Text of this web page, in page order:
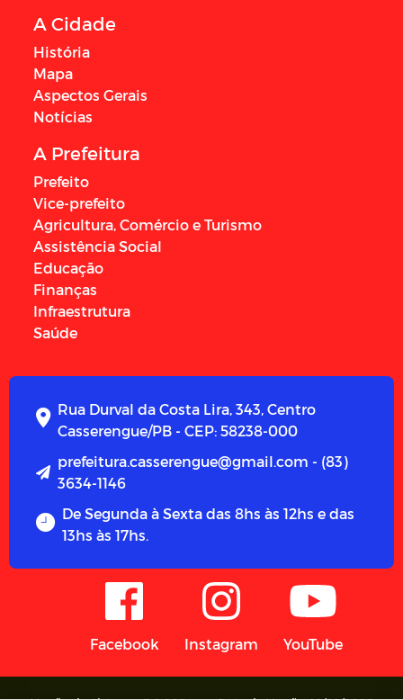
A Cidade
História
Mapa
Aspectos Gerais
Notícias
A Prefeitura
Prefeito
Vice-prefeito
Agricultura, Comércio e Turismo
Assistência Social
Educação
Finanças
Infraestrutura
Saúde
Rua Durval da Costa Lira, 343, Centro
Casserengue/PB - CEP: 58238-000
prefeitura.casserengue@gmail.com - (83)
3634-1146
De Segunda à Sexta das 8hs às 12hs e das
13hs às 17hs.
Facebook Instagram YouTube